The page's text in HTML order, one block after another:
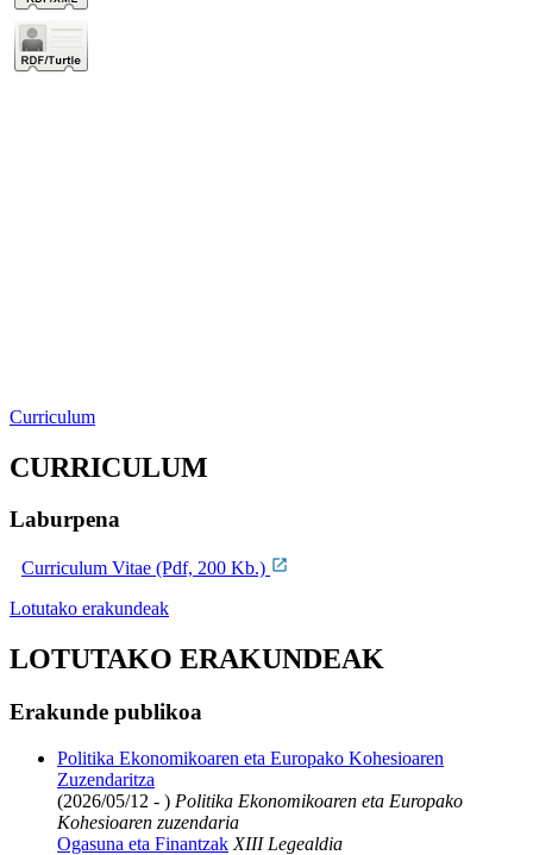
Curriculum
CURRICULUM
Laburpena
Curriculum Vitae (Pdf, 200 Kb.)
Lotutako erakundeak
LOTUTAKO ERAKUNDEAK
Erakunde publikoa
Politika Ekonomikoaren eta Europako Kohesioaren
Zuzendaritza
(2026/05/12 - ) Politika Ekonomikoaren eta Europako
Kohesioaren zuzendaria
Ogasuna eta Finantzak XIII Legealdia